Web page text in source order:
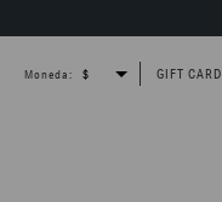
Moneda: GIFT CARD